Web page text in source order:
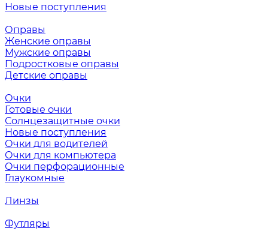
Новые поступления
Оправы
Женские оправы
Мужские оправы
Подростковые оправы
Детские оправы
Очки
Готовые очки
Солнцезащитные очки
Новые поступления
Очки для водителей
Очки для компьютера
Очки перфорационные
Глаукомные
Линзы
Футляры